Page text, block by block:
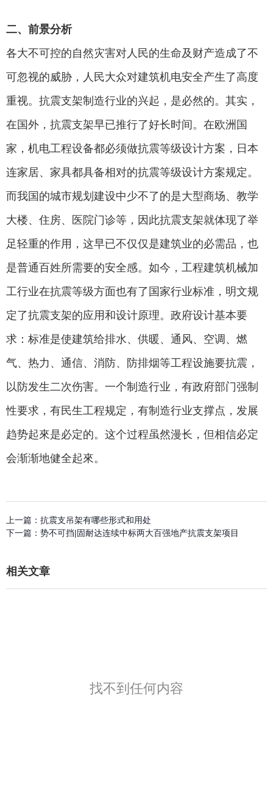
二、 前景分析
各大不可控的自然灾害对人民的生命及财产造成了不
可忽视的威胁，人民大众对建筑机电安全产生了高度
重视。抗震支架制造行业的兴起，是必然的。其实，
在国外，抗震支架早已推行了好长时间。在欧洲国
家，机电工程设备都必须做抗震等级设计方案，日本
连家居、家具都具备相对的抗震等级设计方案规定。
而我国的城市规划建设中少不了的是大型商场、教学
大楼、住房、医院门诊等，因此抗震支架就体现了举
足轻重的作用，这早已不仅仅是建筑业的必需品，也
是普通百姓所需要的安全感。如今，工程建筑机械加
工行业在抗震等级方面也有了国家行业标准，明文规
定了抗震支架的应用和设计原理。政府设计基本要
求：标准是使建筑给排水、供暖、通风、空调、燃
气、热力、通信、消防、防排烟等工程设施要抗震，
以防发生二次伤害。一个制造行业，有政府部门强制
性要求，有民生工程规定，有制造行业支撑点，发展
趋势起來是必定的。这个过程虽然漫长，但相信必定
会渐渐地健全起來。
上一篇： 抗震支吊架有哪些形式和用处
下一篇： 势不可挡|固耐达连续中标两大百强地产抗震支架项目
相关文章
找不到任何内容